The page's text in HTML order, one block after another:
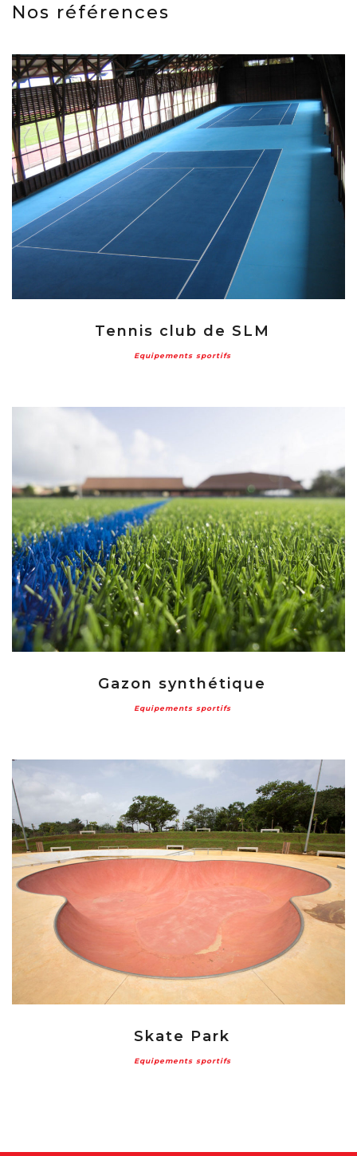
Nos références
Tennis club de SLM
Equipements sportifs
Gazon synthétique
Equipements sportifs
Skate Park
Equipements sportifs